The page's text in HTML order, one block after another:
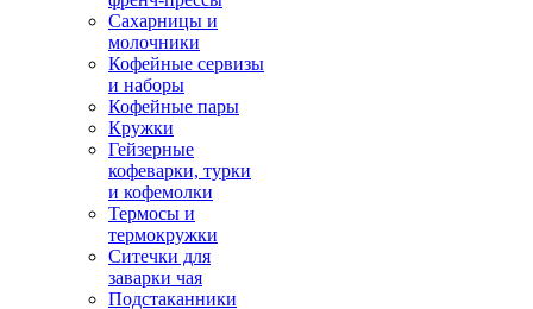
Сахарницы и
молочники
Кофейные сервизы
и наборы
Кофейные пары
Кружки
Гейзерные
кофеварки, турки
и кофемолки
Термосы и
термокружки
Ситечки для
заварки чая
Подстаканники